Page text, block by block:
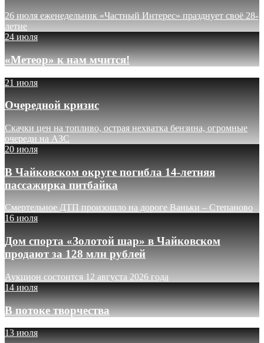
26 июля еженедельник «Частный Интерес» празднует своё 28-
летие
24 июля
«Метеор» к нам мчится!
21 июля
Очередной кризис
Скачки цен на топливо, острая нехватка бензина, огромные
очереди на АЗС
20 июля
В Чайковском округе погибла 14-летняя
пассажирка питбайка
Смертельное ДТП произошло на дороге Ваньки – Степаново
16 июля
Дом спорта «Золотой шар» в Чайковском
продают за 128 млн рублей
Аукцион состоится 12 августа 2026 года
14 июля
В потоке творчества
13 июля